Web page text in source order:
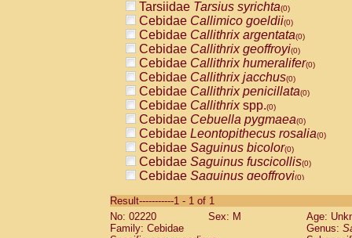
Tarsiidae Tarsius syrichta(0)
Cebidae Callimico goeldii(0)
Cebidae Callithrix argentata(0)
Cebidae Callithrix geoffroyi(0)
Cebidae Callithrix humeralifer(0)
Cebidae Callithrix jacchus(0)
Cebidae Callithrix penicillata(0)
Cebidae Callithrixspp.(0)
Cebidae Cebuella pygmaea(0)
Cebidae Leontopithecus rosalia(0)
Cebidae Saguinus bicolor(0)
Cebidae Saguinus fuscicollis(0)
Cebidae Saguinus geoffroyi(0)
CebidaeSaguinus labiatus(0)
Cebidae Saguinus leucopus (0)
Cebidae
Result-----------1 - 1 of 1
No: 02220
Sex: M
Age:
Family: Cebidae
Genus: